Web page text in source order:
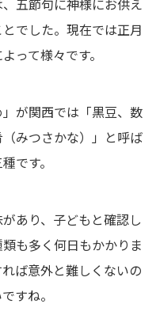
五節句に神様にお供え
でした。現在では正月
って様々です。
が関西では「黒豆、数
みつさかな）」と呼ば
です。
あり、子どもと確認し
も多く何日もかかりま
ば意外と難しくないの
すね。